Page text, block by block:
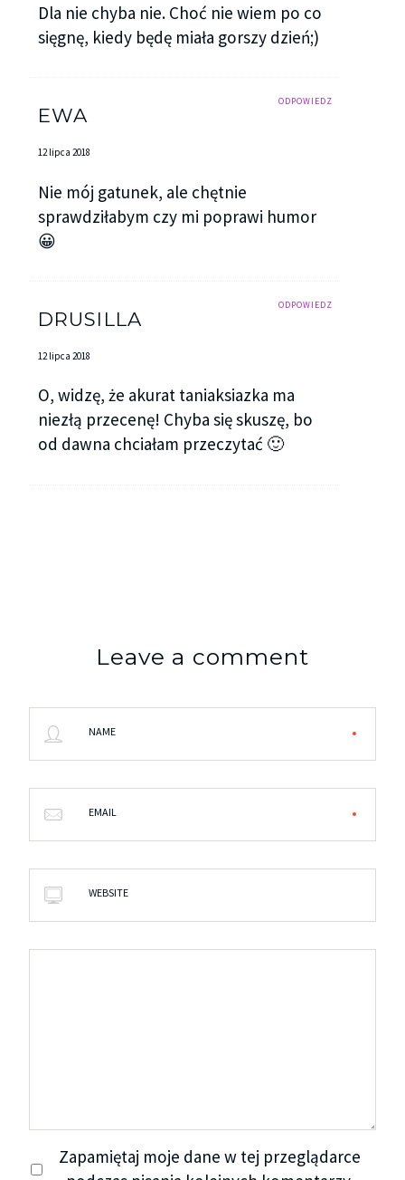
Dla nie chyba nie. Choć nie wiem po co
sięgnę, kiedy będę miała gorszy dzień;)
ODPOWIEDZ
EWA
12 lipca 2018
Nie mój gatunek, ale chętnie
sprawdziłabym czy mi poprawi humor
😀
ODPOWIEDZ
DRUSILLA
12 lipca 2018
O, widzę, że akurat taniaksiazka ma
niezłą przecenę! Chyba się skuszę, bo
od dawna chciałam przeczytać 🙂
Leave a comment
NAME
EMAIL
WEBSITE
Zapamiętaj moje dane w tej przeglądarce